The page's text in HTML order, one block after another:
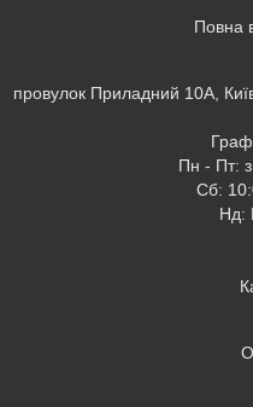
Повна
провулок Приладний 10А,
Пн - Пт:
Сб:
Нд: